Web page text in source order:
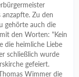
Zu den
gehörte auch die
den Worten: "Kein
die heimliche Liebe
schließlich wurde
gefeiert.
Wimmer die